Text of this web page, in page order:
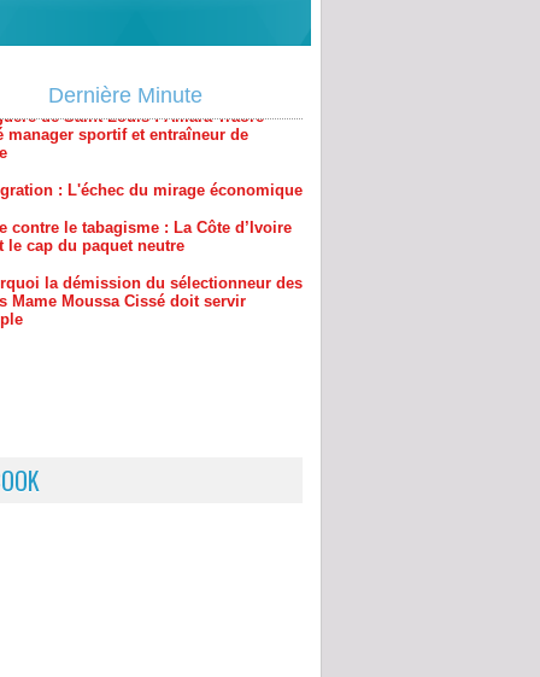
Dernière Minute
de Saint-Louis : Amara Traoré
: L'échec du mirage économique
contre le tabagisme : La Côte d’Ivoire
Mame Moussa Cissé doit servir